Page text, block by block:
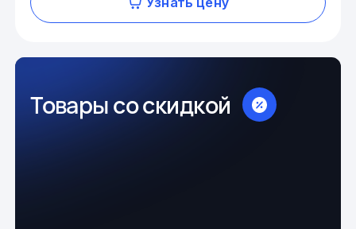
Товары со скидкой